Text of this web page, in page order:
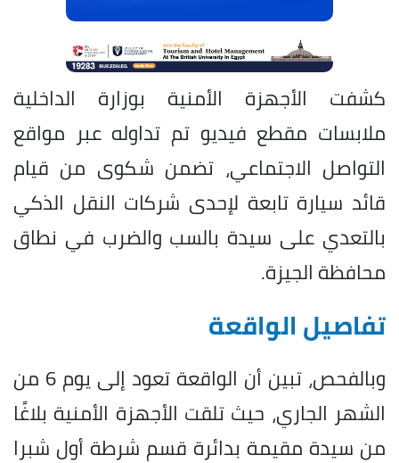
كشفت الأجهزة الأمنية بوزارة الداخلية
ملابسات مقطع فيديو تم تداوله عبر مواقع
التواصل الاجتماعي، تضمن شكوى من قيام
قائد سيارة تابعة لإحدى شركات النقل الذكي
بالتعدي على سيدة بالسب والضرب في نطاق
محافظة الجيزة.
تفاصيل الواقعة
وبالفحص، تبين أن الواقعة تعود إلى يوم 6 من
الشهر الجاري، حيث تلقت الأجهزة الأمنية بلاغًا
من سيدة مقيمة بدائرة قسم شرطة أول شبرا